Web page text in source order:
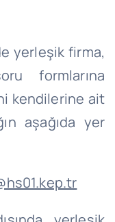
yerleşik firma,
formlarına
kendilerine ait
aşağıda yer